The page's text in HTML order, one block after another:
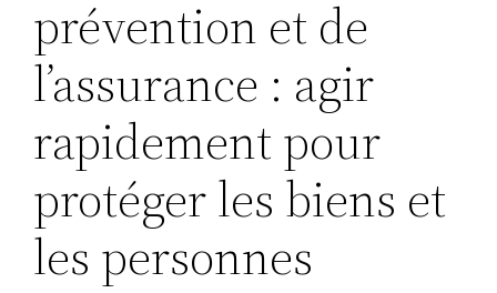
prévention et de
l’assurance : agir
rapidement pour
protéger les biens et
les personnes